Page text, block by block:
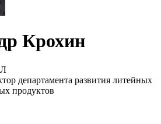
Крохин
департамента развития литейных
продуктов